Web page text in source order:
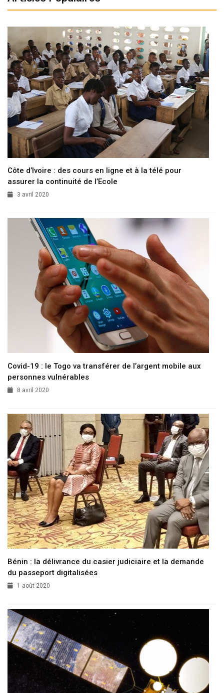
Côte d’Ivoire : des cours en ligne et à la télé pour
assurer la continuité de l’Ecole
3 avril 2020
Covid-19 : le Togo va transférer de l’argent mobile aux
personnes vulnérables
8 avril 2020
Bénin : la délivrance du casier judiciaire et la demande
du passeport digitalisées
1 août 2020